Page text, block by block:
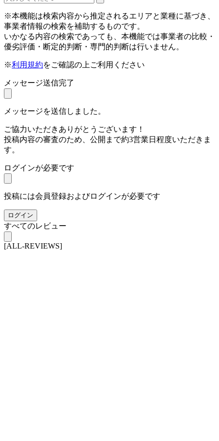
※本機能は検索内容から推定されるエリアと業種に基づき、
事業者情報の検索を補助するものです。
いかなる内容の検索であっても、本機能では事業者の比較・
優劣評価・断定的判断・専門的判断は行いません。
※利用規約をご確認の上ご利用ください
メッセージ送信完了
メッセージを送信しました。
ご協力いただきありがとうございます！
投稿内容の審査のため、公開まで約3営業日程度いただきま
す。
ログインが必要です
投稿には会員登録およびログインが必要です
ログイン
すべてのレビュー
[ALL-REVIEWS]